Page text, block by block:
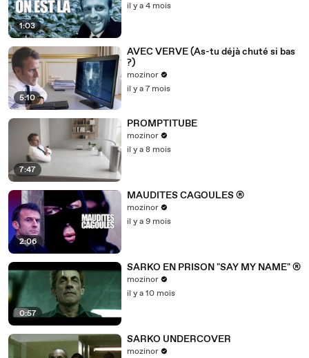
1:03
il y a 4 mois
5:10
AVEC VERVE (As-tu déjà chuté si bas
?)
mozinor
il y a 7 mois
7:47
PROMPTITUBE
mozinor
il y a 8 mois
2:06
MAUDITES CAGOULES ®
mozinor
il y a 9 mois
0:57
SARKO EN PRISON "SAY MY NAME" ®
mozinor
il y a 10 mois
SARKO UNDERCOVER
mozinor